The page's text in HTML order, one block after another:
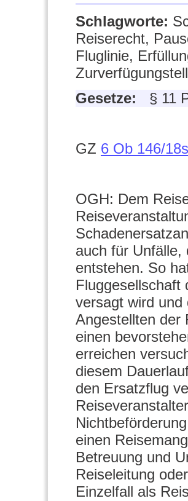
Schlagworte:
Reiserecht,
Fluglinie,
Gesetze:
§ 11
GZ 6 Ob 146/18s
OGH: Dem
auch für Unfälle,
entstehen. So
Fluggesellschaft
versagt wird und
Angestellten der
einen
erreichen
diesem
den Ersatzflug
einen
Betreuung und
Reiseleitung
Einzelfall als